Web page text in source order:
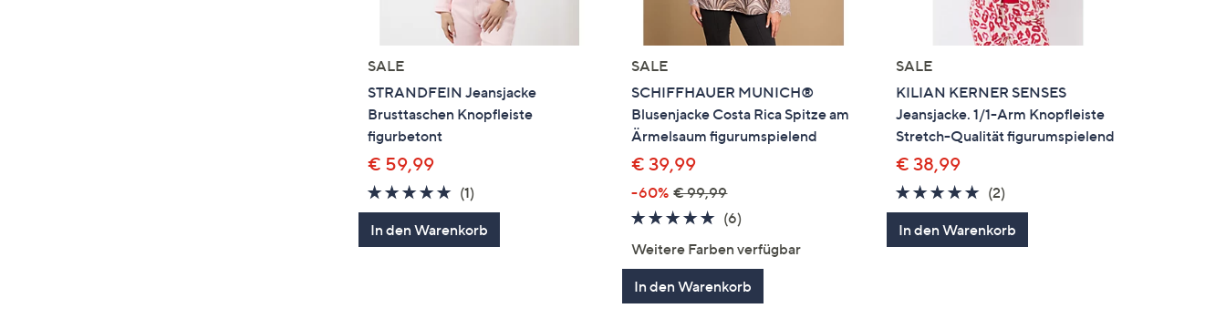
SALE
STRANDFEIN Jeansjacke
Brusttaschen Knopfleiste
figurbetont
€ 59,99
5.0
von
5
(1)1
Bewertungen
In den Warenkorb
SALE
SCHIFFHAUER MUNICH®
Blusenjacke Costa Rica Spitze am
Ärmelsaum figurumspielend
€ 39,99
-60% € 99,99
5.0
(6)
Weitere Farben verfügbar
In den Warenkorb
SALE
KILIAN KERNER SENSES
Jeansjacke. 1/1-Arm Knopfleiste
Stretch-Qualität figurumspielend
€ 38,99
5.0
von
5
(2)
Bewertungen
In den Warenkorb